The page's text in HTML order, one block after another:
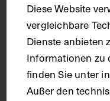
Karton
Technik
Fotografie
Diese Website
vergleichbare
Dienste anbieten
Informationen zu
finden Sie unter
Außer den